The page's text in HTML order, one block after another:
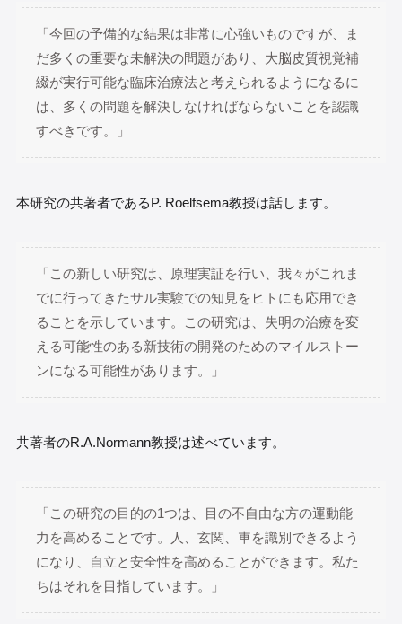
「今回の予備的な結果は非常に心強いものですが、ま
だ多くの重要な未解決の問題があり、大脳皮質視覚補
綴が実行可能な臨床治療法と考えられるようになるに
は、多くの問題を解決しなければならないことを認識
すべきです。」
本研究の共著者であるP. Roelfsema教授は話します。
「この新しい研究は、原理実証を行い、我々がこれま
でに行ってきたサル実験での知見をヒトにも応用でき
ることを示しています。この研究は、失明の治療を変
える可能性のある新技術の開発のためのマイルストー
ンになる可能性があります。」
共著者のR.A.Normann教授は述べています。
「この研究の目的の1つは、目の不自由な方の運動能
力を高めることです。人、玄関、車を識別できるよう
になり、自立と安全性を高めることができます。私た
ちはそれを目指しています。」